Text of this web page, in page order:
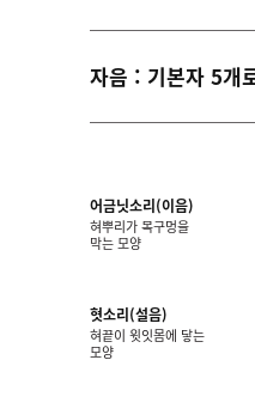
자음 : 기본자 5개
어금닛소리(이음)
혀뿌리가 목구멍을
막는 모양
혓소리(설음)
혀끝이 윗잇몸에 닿는
모양